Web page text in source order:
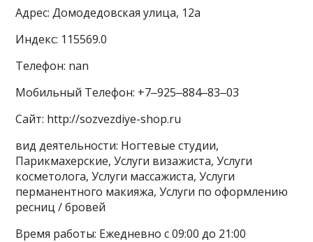
Адрес: Домодедовская улица, 12а
Индекс: 115569.0
Телефон: nan
Мобильный Телефон: +7‒925‒884‒83‒03
Сайт: http://sozvezdiye-shop.ru
вид деятельности: Ногтевые студии,
Парикмахерские, Услуги визажиста, Услуги
косметолога, Услуги массажиста, Услуги
перманентного макияжа, Услуги по оформлению
ресниц / бровей
Время работы: Ежедневно с 09:00 до 21:00